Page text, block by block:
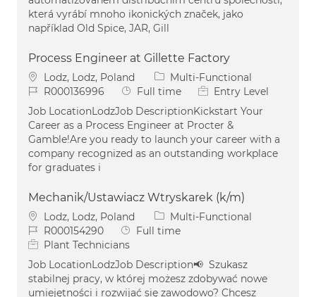
která vyrábí mnoho ikonických značek, jako
například Old Spice, JAR, Gill
Process Engineer at Gillette Factory
Location
Lodz, Lodz, Poland Category
Multi-Functional
Job IdR000136996 Job Type
Full time
Entry Level
Job LocationLodzJob DescriptionKickstart Your
Career as a Process Engineer at Procter &
Gamble!Are you ready to launch your career with a
company recognized as an outstanding workplace
for graduates i
Mechanik/Ustawiacz Wtryskarek (k/m)
Location
Lodz, Lodz, Poland Category
Multi-Functional
Job IdR000154290 Job Type
Full time
Plant Technicians
Job LocationLodzJob Description📢 Szukasz
stabilnej pracy, w której możesz zdobywać nowe
umiejętności i rozwijać się zawodowo? Chcesz